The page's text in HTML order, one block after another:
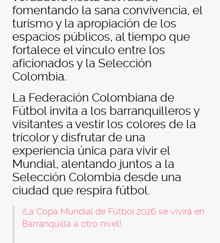
fomentando la sana convivencia, el
turismo y la apropiación de los
espacios públicos, al tiempo que
fortalece el vínculo entre los
aficionados y la Selección
Colombia.
La Federación Colombiana de
Fútbol invita a los barranquilleros y
visitantes a vestir los colores de la
tricolor y disfrutar de una
experiencia única para vivir el
Mundial, alentando juntos a la
Selección Colombia desde una
ciudad que respira fútbol.
¡La Copa Mundial de Fútbol 2026 se vivirá en
Barranquilla a otro nivel!